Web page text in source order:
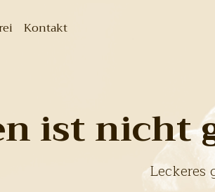
Kontakt
ist nicht
Leckeres